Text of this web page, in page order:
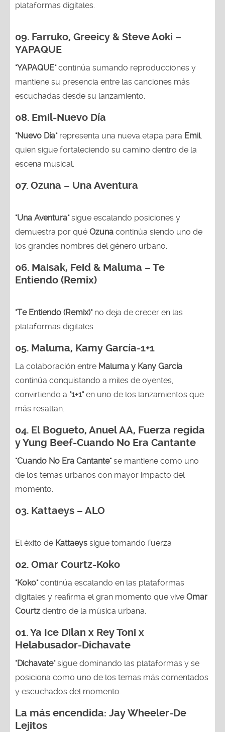
plataformas digitales.
09. Farruko, Greeicy & Steve Aoki –
YAPAQUE
"YAPAQUE"continúa sumando reproducciones y
mantiene su presencia entre las canciones más
escuchadas desde su lanzamiento.
08. Emil-Nuevo Día
"Nuevo Día"representa una nueva etapa para Emil,
quien sigue fortaleciendo su camino dentro de la
escena musical.
07. Ozuna – Una Aventura
"Una Aventura"sigue escalando posiciones y
demuestra por qué Ozuna continúa siendo uno de
los grandes nombres del género urbano.
06. Maisak, Feid & Maluma – Te
Entiendo (Remix)
"Te Entiendo (Remix)"no deja de crecer en las
plataformas digitales.
05. Maluma, Kamy García-1+1
La colaboración entre Maluma y Kany García
continúa conquistando a miles de oyentes,
convirtiendo a "1+1"en uno de los lanzamientos que
más resaltan.
04. El Bogueto, Anuel AA, Fuerza regida
y Yung Beef-Cuando No Era Cantante
"Cuando No Era Cantante"se mantiene como uno
de los temas urbanos con mayor impacto del
momento.
03. Kattaeys – ALO
El éxito de Kattaeys sigue tomando fuerza
02. Omar Courtz-Koko
"Koko"continúa escalando en las plataformas
digitales y reafirma el gran momento que vive Omar
Courtz dentro de la música urbana.
01.Ya Ice Dilan x Rey Toni x
Helabusador-Dichavate
"Dichavate"sigue dominando las plataformas y se
posiciona como uno de los temas más comentados
y escuchados del momento.
La más encendida: Jay Wheeler-De
Lejitos